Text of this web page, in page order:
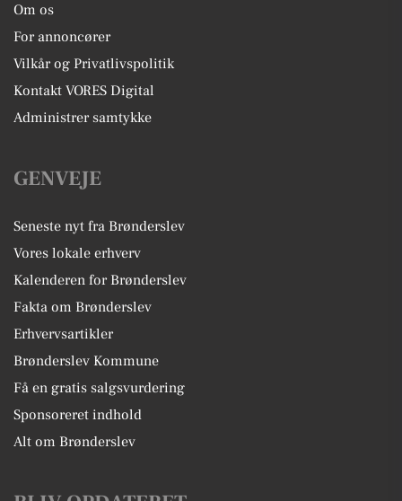
Om os
For annoncører
Vilkår og Privatlivspolitik
Kontakt VORES Digital
Administrer samtykke
GENVEJE
Seneste nyt fra Brønderslev
Vores lokale erhverv
Kalenderen for Brønderslev
Fakta om Brønderslev
Erhvervsartikler
Brønderslev Kommune
Få en gratis salgsvurdering
Sponsoreret indhold
Alt om Brønderslev